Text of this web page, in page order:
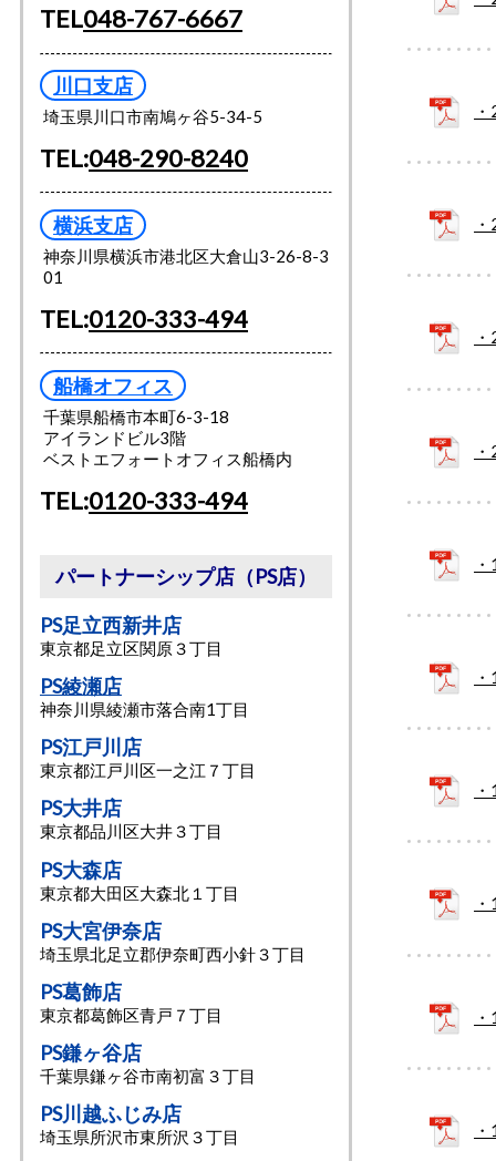
TEL048-767-6667
川口支店
埼玉県川口市南鳩ヶ谷5-34-5
TEL:048-290-8240
横浜支店
神奈川県横浜市港北区大倉山3-26-8-3
01
TEL:0120-333-494
船橋オフィス
千葉県船橋市本町6-3-18
アイランドビル3階
ベストエフォートオフィス船橋内
TEL:0120-333-494
パートナーシップ店（PS店）
PS足立西新井店
東京都足立区関原３丁目
PS綾瀬店
神奈川県綾瀬市落合南1丁目
PS江戸川店
東京都江戸川区一之江７丁目
PS大井店
東京都品川区大井３丁目
PS大森店
東京都⼤⽥区⼤森北１丁目
PS大宮伊奈店
埼玉県北足立郡伊奈町西小針３丁目
PS葛飾店
東京都葛飾区青戸７丁目
PS鎌ヶ谷店
千葉県鎌ヶ谷市南初富３丁目
PS川越ふじみ店
埼⽟県所沢市東所沢３丁⽬